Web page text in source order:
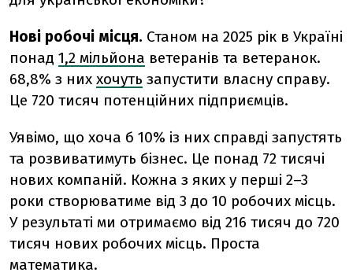
Нові робочі місця. Станом на 2025 рік в Україні
понад 1,2 мільйона ветеранів та ветеранок.
68,8% з них хочуть запустити власну справу.
Це 720 тисяч потенційних підприємців.
Уявімо, що хоча б 10% із них справді запустять
та розвиватимуть бізнес. Це понад 72 тисячі
нових компаній. Кожна з яких у перші 2–3
роки створюватиме від 3 до 10 робочих місць.
У результаті ми отримаємо від 216 тисяч до 720
тисяч нових робочих місць. Проста
математика.